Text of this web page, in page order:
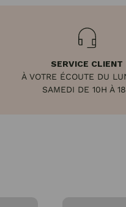
SERVICE CLIENT
À VOTRE ÉCOUTE DU
SAMEDI DE 10H À